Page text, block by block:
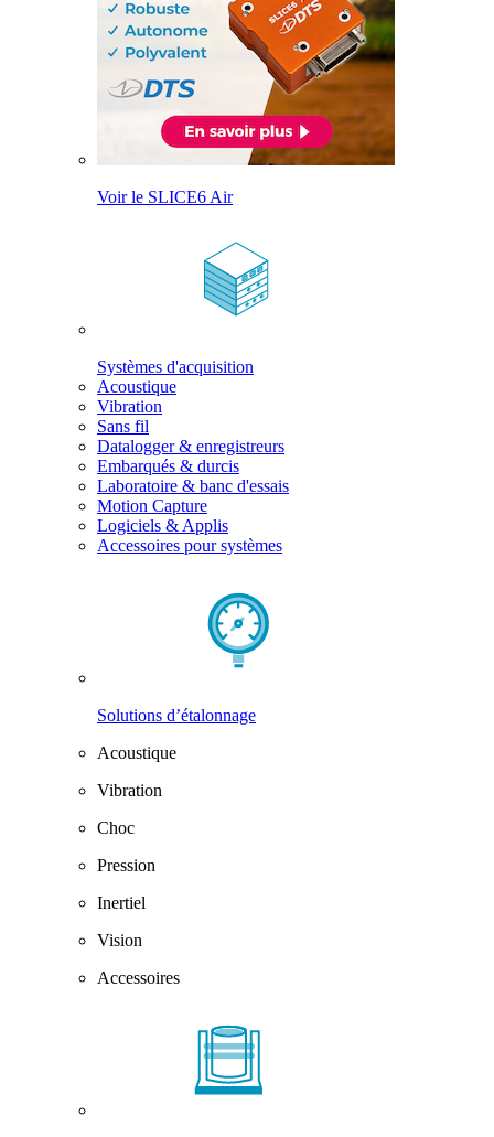
Voir le SLICE6 Air
Systèmes d'acquisition
Acoustique
Vibration
Sans fil
Datalogger & enregistreurs
Embarqués & durcis
Laboratoire & banc d'essais
Motion Capture
Logiciels & Applis
Accessoires pour systèmes
Solutions d’étalonnage
Acoustique
Vibration
Choc
Pression
Inertiel
Vision
Accessoires